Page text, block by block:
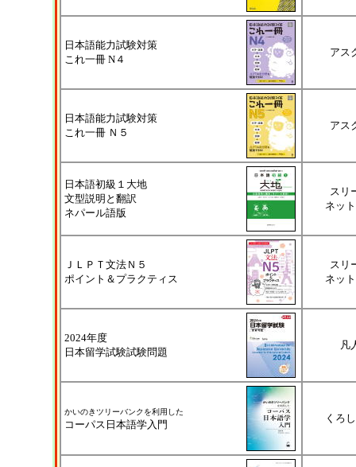
日本語能力試験対策
これ一冊 N４
アス
日本語能力試験対策
これ一冊 Ｎ５
アス
日本語初級１大地
文型説明と翻訳
ネパール語版
スリ
ネッ
ＪＬＰＴ文法Ｎ５
ポイント＆プラクティス
スリ
ネッ
2024年度
日本留学試験試験問題
凡
かいのきツリーバンクを利用した
コーパス日本語学入門
くろ